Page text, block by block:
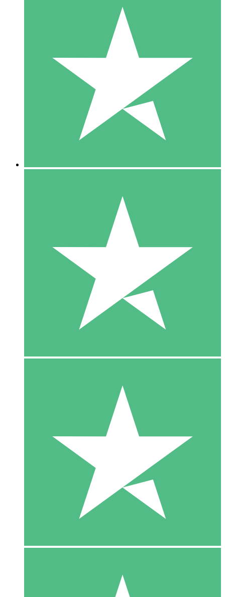
Individuele Creditpakketten
Betaal per gebruik met downloadtegoeden. Geen maandelijkse
1000
10 Downloaden
20 00